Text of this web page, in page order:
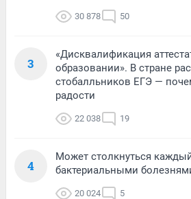
30 878 50
3
«Дисквалификация
образовании». В стране
стобалльников ЕГЭ —
радости
22 038 19
4
Может столкнуться
бактериальными
20 024 5